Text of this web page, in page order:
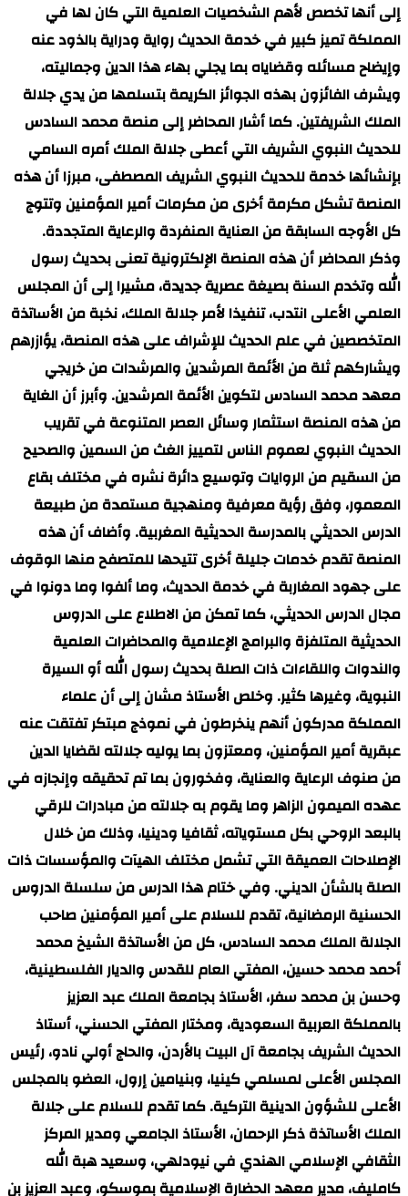
إلى أنها تخصص لأهم الشخصيات العلمية التي كان لها في
المملكة تميز كبير في خدمة الحديث رواية ودراية بالذود عنه
وإيضاح مسائله وقضاياه بما يجلي بهاء هذا الدين وجماليته،
ويشرف الفائزون بهذه الجوائز الكريمة بتسلمها من يدي جلالة
الملك الشريفتين. كما أشار المحاضر إلى منصة محمد السادس
للحديث النبوي الشريف التي أعطى جلالة الملك أمره السامي
بإنشائها خدمة للحديث النبوي الشريف المصطفى، مبرزا أن هذه
المنصة تشكل مكرمة أخرى من مكرمات أمير المؤمنين وتتوج
كل الأوجه السابقة من العناية المنفردة والرعاية المتجددة.
وذكر المحاضر أن هذه المنصة الإلكترونية تعنى بحديث رسول
الله وتخدم السنة بصيغة عصرية جديدة، مشيرا إلى أن المجلس
العلمي الأعلى انتدب، تنفيذا لأمر جلالة الملك، نخبة من الأساتذة
المتخصصين في علم الحديث للإشراف على هذه المنصة، يؤازرهم
ويشاركهم ثلة من الأئمة المرشدين والمرشدات من خريجي
معهد محمد السادس لتكوين الأئمة المرشدين. وأبرز أن الغاية
من هذه المنصة استثمار وسائل العصر المتنوعة في تقريب
الحديث النبوي لعموم الناس لتمييز الغث من السمين والصحيح
من السقيم من الروايات وتوسيع دائرة نشره في مختلف بقاع
المعمور، وفق رؤية معرفية ومنهجية مستمدة من طبيعة
الدرس الحديثي بالمدرسة الحديثية المغربية. وأضاف أن هذه
المنصة تقدم خدمات جليلة أخرى تتيحها للمتصفح منها الوقوف
على جهود المغاربة في خدمة الحديث، وما ألفوا وما دونوا في
مجال الدرس الحديثي، كما تمكن من الاطلاع على الدروس
الحديثية المتلفزة والبرامج الإعلامية والمحاضرات العلمية
والندوات واللقاءات ذات الصلة بحديث رسول الله أو السيرة
النبوية، وغيرها كثير. وخلص الأستاذ مشان إلى أن علماء
المملكة مدركون أنهم ينخرطون في نموذج مبتكر تفتقت عنه
عبقرية أمير المؤمنين، ومعتزون بما يوليه جلالته لقضايا الدين
من صنوف الرعاية والعناية، وفخورون بما تم تحقيقه وإنجازه في
عهده الميمون الزاهر وما يقوم به جلالته من مبادرات للرقي
بالبعد الروحي بكل مستوياته، ثقافيا ودينيا، وذلك من خلال
الإصلاحات العميقة التي تشمل مختلف الهيآت والمؤسسات ذات
الصلة بالشأن الديني. وفي ختام هذا الدرس من سلسلة الدروس
الحسنية الرمضانية، تقدم للسلام على أمير المؤمنين صاحب
الجلالة الملك محمد السادس، كل من الأساتذة الشيخ محمد
أحمد محمد حسين، المفتي العام للقدس والديار الفلسطينية،
وحسن بن محمد سفر، الأستاذ بجامعة الملك عبد العزيز
بالمملكة العربية السعودية، ومختار المفتي الحسني، أستاذ
الحديث الشريف بجامعة آل البيت بالأردن، والحاج أولي نادو، رئيس
المجلس الأعلى لمسلمي كينيا، وبنيامين إرول، العضو بالمجلس
الأعلى للشؤون الدينية التركية. كما تقدم للسلام على جلالة
الملك الأساتذة ذكر الرحمان، الأستاذ الجامعي ومدير المركز
الثقافي الإسلامي الهندي في نيودلهي، وسعيد هبة الله
كامليف، مدير معهد الحضارة الإسلامية بموسكو، وعبد العزيز بن